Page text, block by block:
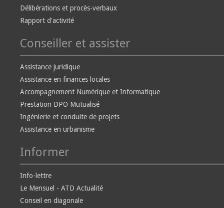
Délibérations et procès-verbaux
Rapport d'activité
Conseiller et assister
Assistance juridique
Assistance en finances locales
Accompagnement Numérique et Informatique
Prestation DPO Mutualisé
Ingénierie et conduite de projets
Assistance en urbanisme
Informer
Info-lettre
Le Mensuel - ATD Actualité
Conseil en diagonale